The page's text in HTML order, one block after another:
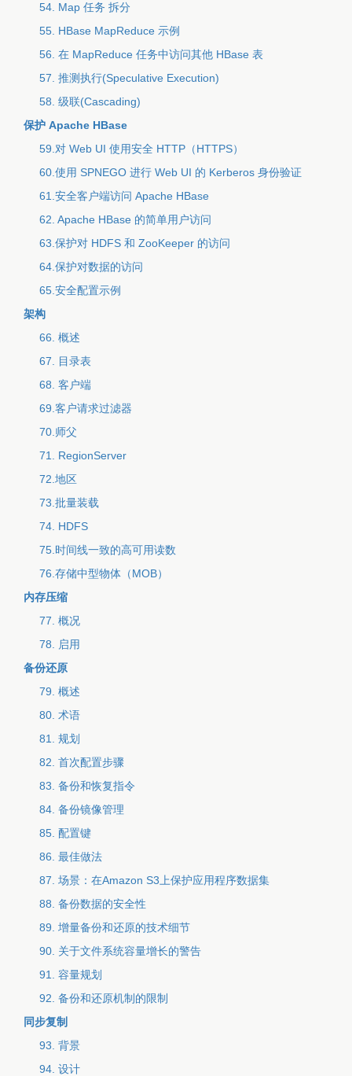
54. Map 任务 拆分
55. HBase MapReduce 示例
56. 在 MapReduce 任务中访问其他 HBase 表
57. 推测执行(Speculative Execution)
58. 级联(Cascading)
保护 Apache HBase
59.对 Web UI 使用安全 HTTP（HTTPS）
60.使用 SPNEGO 进行 Web UI 的 Kerberos 身份验证
61.安全客户端访问 Apache HBase
62. Apache HBase 的简单用户访问
63.保护对 HDFS 和 ZooKeeper 的访问
64.保护对数据的访问
65.安全配置示例
架构
66. 概述
67. 目录表
68. 客户端
69.客户请求过滤器
70.师父
71. RegionServer
72.地区
73.批量装载
74. HDFS
75.时间线一致的高可用读数
76.存储中型物体（MOB）
内存压缩
77. 概况
78. 启用
备份还原
79. 概述
80. 术语
81. 规划
82. 首次配置步骤
83. 备份和恢复指令
84. 备份镜像管理
85. 配置键
86. 最佳做法
87. 场景：在Amazon S3上保护应用程序数据集
88. 备份数据的安全性
89. 增量备份和还原的技术细节
90. 关于文件系统容量增长的警告
91. 容量规划
92. 备份和还原机制的限制
同步复制
93. 背景
94. 设计